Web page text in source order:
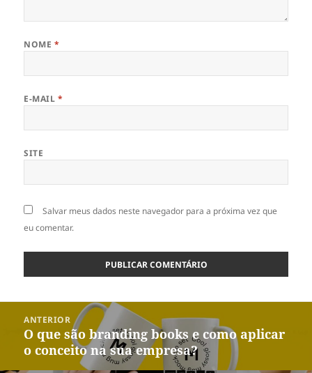
NOME *
E-MAIL *
SITE
Salvar meus dados neste navegador para a próxima vez que
eu comentar.
ANTERIOR
Post
anterior:
O que são branding books e como aplicar
o conceito na sua empresa?